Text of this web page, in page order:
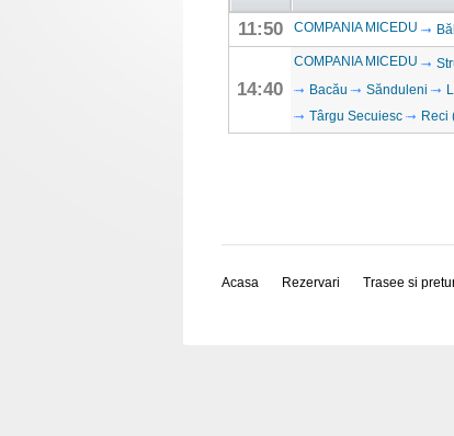
11:50 COMPANIA MICEDU
14:40
COMPANIA MICEDU
Bacău
Sănduleni
Târgu Secuiesc
Reci
Acasa Rezervari Trasee si